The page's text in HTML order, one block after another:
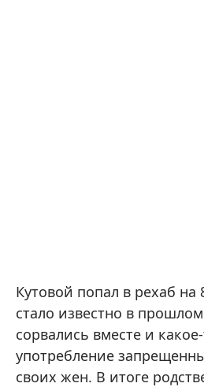
Кутовой попал в рехаб на
стало известно в
сорвались вместе и
употребление
своих жен. В итоге